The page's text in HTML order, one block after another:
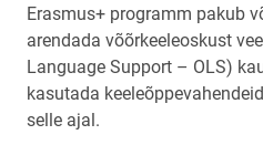
Erasmus+ programm pakub
arendada võõrkeeleoskust
Language Support – OLS)
kasutada
selle ajal.